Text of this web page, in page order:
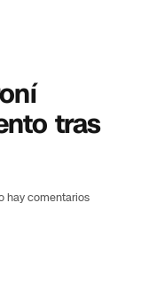
tras
hay comentarios